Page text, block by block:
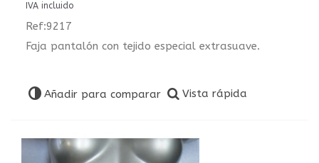
IVA incluido
Ref:9217
Faja pantalón con tejido especial extrasuave.
Añadir para comparar Vista rápida